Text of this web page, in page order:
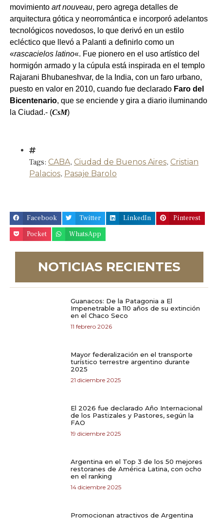
movimiento art nouveau, pero agrega detalles de
arquitectura gótica y neorromántica e incorporó adelantos
tecnológicos novedosos, lo que derivó en un estilo
ecléctico que llevó a Palanti a definirlo como un
«rascacielos latino«. Fue pionero en el uso artístico del
hormigón armado y la cúpula está inspirada en el templo
Rajarani Bhubaneshvar, de la India, con un faro urbano,
puesto en valor en 2010, cuando fue declarado Faro del
Bicentenario, que se enciende y gira a diario iluminando
la Ciudad.- (CsM)
Tags: CABA, Ciudad de Buenos Aires, Cristian
Palacios, Pasaje Barolo
Facebook Twitter LinkedIn
Pinterest
Pocket
WhatsApp
NOTICIAS RECIENTES
Guanacos: De la Patagonia a El
Impenetrable a 110 años de su extinción
en el Chaco Seco
11 febrero 2026
Mayor federalización en el transporte
turístico terrestre argentino durante
2025
21 diciembre 2025
El 2026 fue declarado Año Internacional
de los Pastizales y Pastores, según la
FAO
19 diciembre 2025
Argentina en el Top 3 de los 50 mejores
restoranes de América Latina, con ocho
en el ranking
14 diciembre 2025
Promocionan atractivos de Argentina